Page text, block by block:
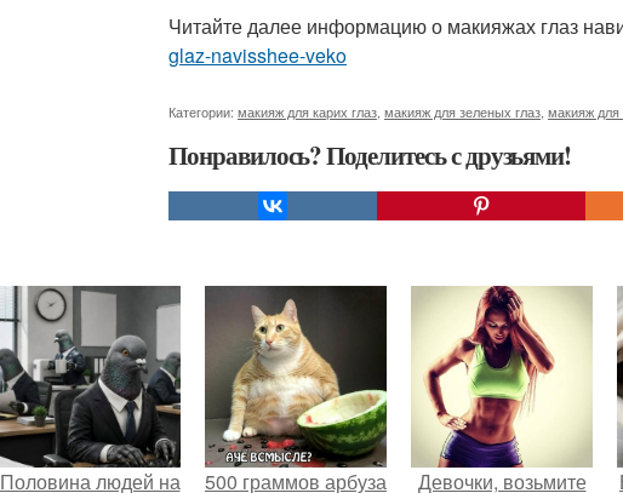
Читайте далее информацию о макияжах глаз
glaz-navisshee-veko
Категории: макияж для карих глаз макияж для зеленых глаз макияж для
Понравилось? Поделитесь с друзьями!
Половина людей на 500 граммов арбуза Девочки, возьмите